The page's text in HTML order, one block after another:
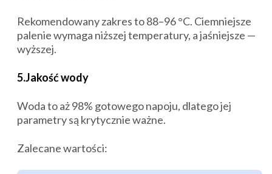
Rekomendowany zakres to 88–96 °C. Ciemniejsze
palenie wymaga niższej temperatury, a jaśniejsze —
wyższej.
5.Jakość wody
Woda to aż 98% gotowego napoju, dlatego jej
parametry są krytycznie ważne.
Zalecane wartości: